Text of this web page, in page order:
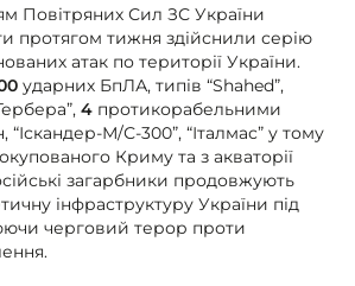
Повітряних Сил ЗС України
протягом тижня здійснили серію
атак по території України.
ударних БпЛА, типів “Shahed”,
4 протикорабельними
М/С-300”, “Італмас” у тому
Криму та з акваторії
загарбники продовжують
інфраструктуру України під
черговий терор проти